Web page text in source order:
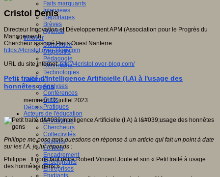
Faits marquants
Interviews
Reportages
Brèves
Agenda
Innover
Didactique
Dispositifs
Pédagogie
Recherche
Technologies
Savoir(s)
Analyses
Conférences
Outils
Pratiques
Acteurs de l'éducation
Animateurs
Chercheurs
Collectivités
Editeurs
EdTech
Encadrement
Enseignants
Entreprises
Etudiants
Cristol Denis
Directeur Innovation et Développement APM (Association pour le Progrès du
Management)
Chercheur associé Paris Ouest Nanterre
https://4cristol.over-blog.com
URL du site internet:http://4cristol.over-blog.com/
Petit traité d'Intelligence Artificielle (I.A) à l'usage des
honnêtes gens
mercredi, 12 juillet 2023
Débats
Philippe me pose trois questions en réponse à un article qui fait un point à date
sur les I.A. je lui réponds :
Philippe : Il nous faut relire Robert Vincent Joule et son « Petit traité à usage
des honnêtes gens »